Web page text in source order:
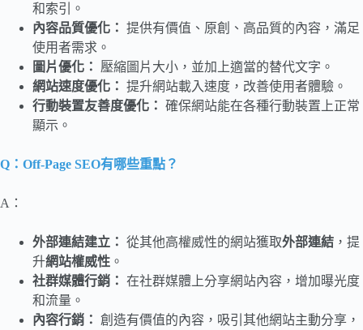
和索引。
內容品質優化： 提供有價值、原創、高品質的內容，滿足
使用者需求。
圖片優化：
壓縮圖片大小，並加上適當的替代文字。
網站速度優化： 提升網站載入速度，改善使用者體驗。
行動裝置友善度優化： 確保網站能在各種行動裝置上正常
顯示。
Q：Off-Page SEO有哪些重點？
A：
外部連結建立： 從其他高權威性的網站獲取外部連結 ，提
升網站權威性 。
社群媒體行銷： 在社群媒體上分享網站內容，增加曝光度
和流量。
內容行銷： 創造有價值的內容，吸引其他網站主動分享，